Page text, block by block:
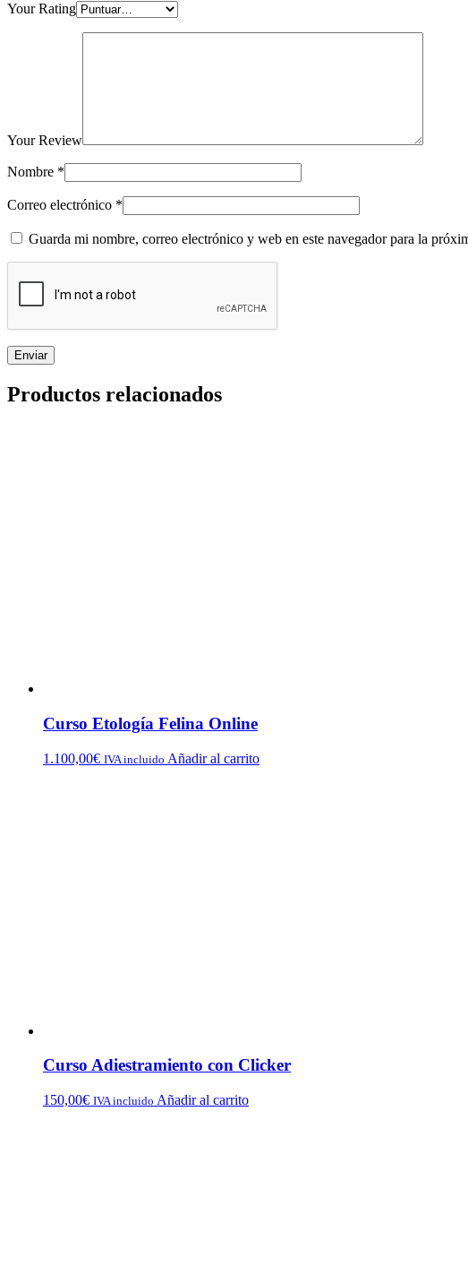
Your Rating
Your Review
Nombre *
Correo electrónico *
Guarda mi nombre, correo electrónico y web en este navegador para la
Productos relacionados
Curso Etología Felina Online
1.100,00€ IVA incluido Añadir al carrito
Curso Adiestramiento con Clicker
150,00€ IVA incluido Añadir al carrito